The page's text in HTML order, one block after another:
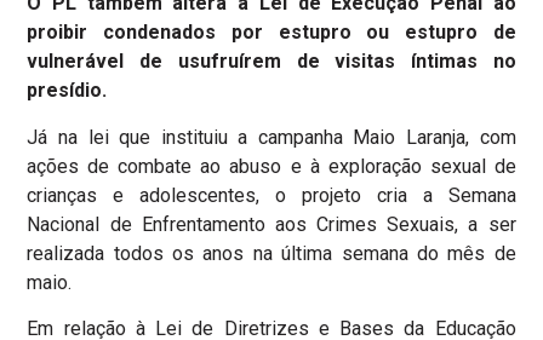
proibir condenados por estupro ou estupro de
vulnerável de usufruírem de visitas íntimas no
presídio.
Já na lei que instituiu a campanha Maio Laranja, com
ações de combate ao abuso e à exploração sexual de
crianças e adolescentes, o projeto cria a Semana
Nacional de Enfrentamento aos Crimes Sexuais, a ser
realizada todos os anos na última semana do mês de
maio.
Em relação à Lei de Diretrizes e Bases da Educação